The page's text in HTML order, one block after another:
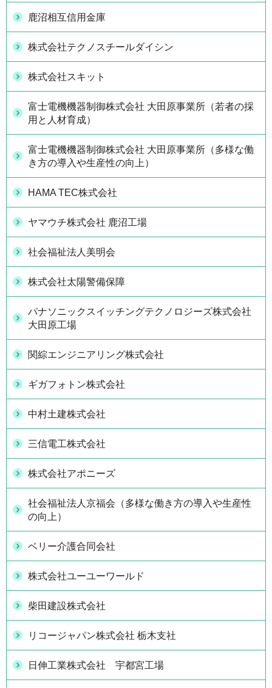
鹿沼相互信用金庫
株式会社テクノスチールダイシン
株式会社スキット
富士電機機器制御株式会社 大田原事業所（若者の採
用と人材育成）
富士電機機器制御株式会社 大田原事業所（多様な働
き方の導入や生産性の向上）
HAMA TEC株式会社
ヤマウチ株式会社 鹿沼工場
社会福祉法人美明会
株式会社太陽警備保障
パナソニックスイッチングテクノロジーズ株式会社
大田原工場
関綜エンジニアリング株式会社
ギガフォトン株式会社
中村土建株式会社
三信電工株式会社
株式会社アポニーズ
社会福祉法人京福会（多様な働き方の導入や生産性
の向上）
ベリー介護合同会社
株式会社ユーユーワールド
柴田建設株式会社
リコージャパン株式会社 栃木支社
日伸工業株式会社 宇都宮工場